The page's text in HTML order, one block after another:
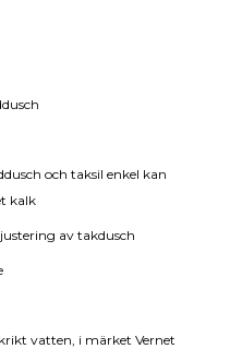
och taksil enkel kan
kalk
av takdusch
vatten, i märket Vernet